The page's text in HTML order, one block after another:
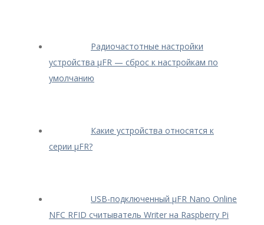
Радиочастотные настройки
устройства μFR — сброс к настройкам по
умолчанию
Какие устройства относятся к
серии μFR?
USB-подключенный μFR Nano Online
NFC RFID считыватель Writer на Raspberry Pi